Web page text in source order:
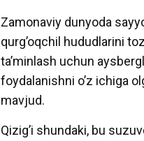
Zamonaviy dunyoda
qurg’oqchil hududlarini
ta’minlash uchun
foydalanishni o’z ichiga
mavjud.
Qizig’i shundaki, bu